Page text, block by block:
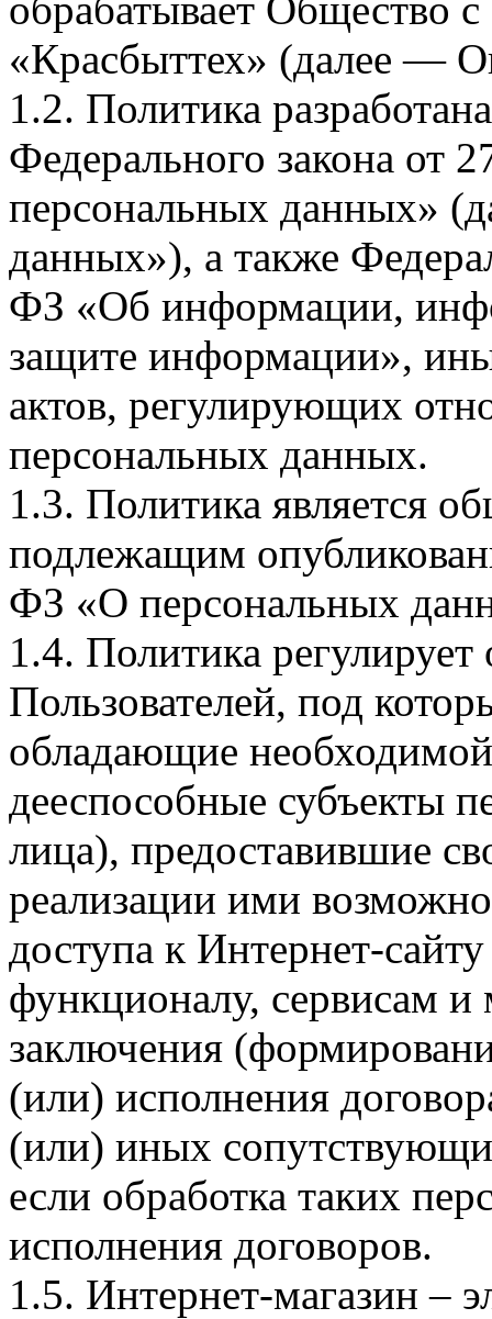
«Красбыттех» (далее —
1.2. Политика
Федерального закона
персональных данных»
данных»), а также
ФЗ «Об информации,
защите информации»,
актов, регулирующих
персональных данных.
1.3. Политика является
подлежащим
ФЗ «О персональных
1.4. Политика
Пользователей, под
обладающие
дееспособные субъекты
лица), предоставившие
реализации ими
доступа к Интернет-
функционалу, сервисам и
заключения
(или) исполнения
(или) иных
если обработка таких
исполнения договоров.
1.5. Интернет-магазин –